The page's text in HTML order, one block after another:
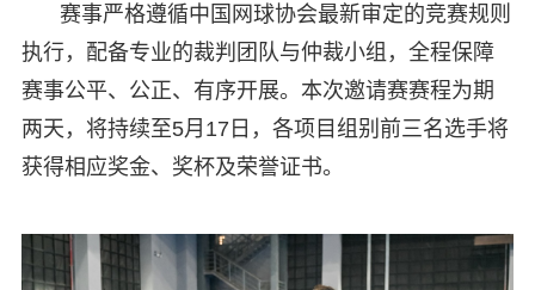
赛事严格遵循中国网球协会最新审定的竞赛规则
执行，配备专业的裁判团队与仲裁小组，全程保障
赛事公平、公正、有序开展。本次邀请赛赛程为期
两天，将持续至5月17日，各项目组别前三名选手将
获得相应奖金、奖杯及荣誉证书。